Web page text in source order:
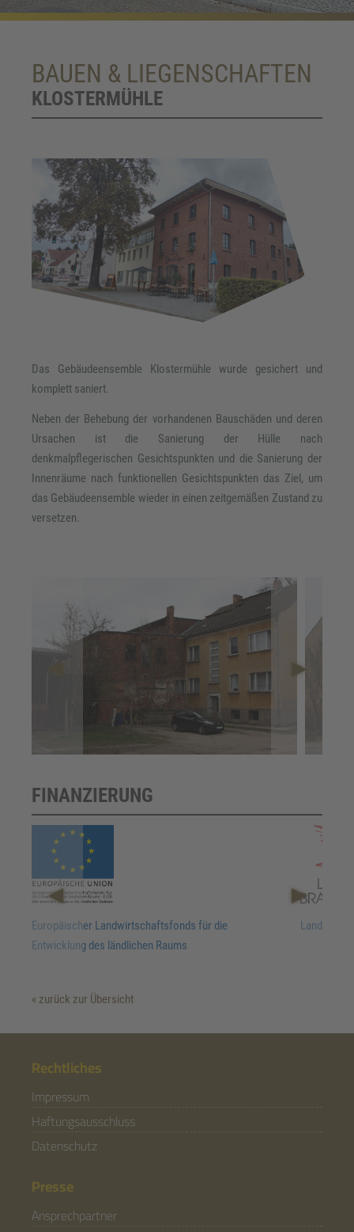
BAUEN & LIEGENSCHAFTEN
KLOSTERMÜHLE
Das Gebäudeensemble Klostermühle wurde gesichert und
komplett saniert.
Neben der Behebung der vorhandenen Bauschäden und deren
Ursachen ist die Sanierung der Hülle nach
denkmalpflegerischen Gesichtspunkten und die Sanierung der
Innenräume nach funktionellen Gesichtspunkten das Ziel, um
das Gebäudeensemble wieder in einen zeitgemäßen Zustand zu
versetzen.
FINANZIERUNG
Europäischer Landwirtschaftsfonds für die
Entwicklung des ländlichen Raums
Land
« zurück zur Übersicht
Rechtliches
Impressum
Haftungsausschluss
Datenschutz
Presse
Ansprechpartner